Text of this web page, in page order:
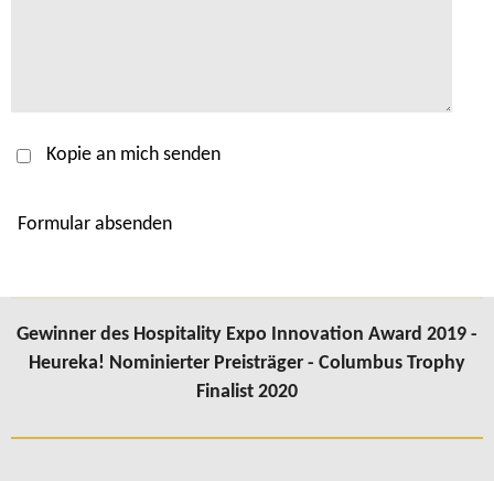
Kopie an mich senden
Formular absenden
Gewinner des Hospitality Expo Innovation Award 2019 -
Heureka! Nominierter Preisträger - Columbus Trophy
Finalist 2020